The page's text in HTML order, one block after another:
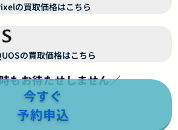
の買取価格はこちら
の買取価格はこちら
もお待たせしません／
今すぐ
予約申込